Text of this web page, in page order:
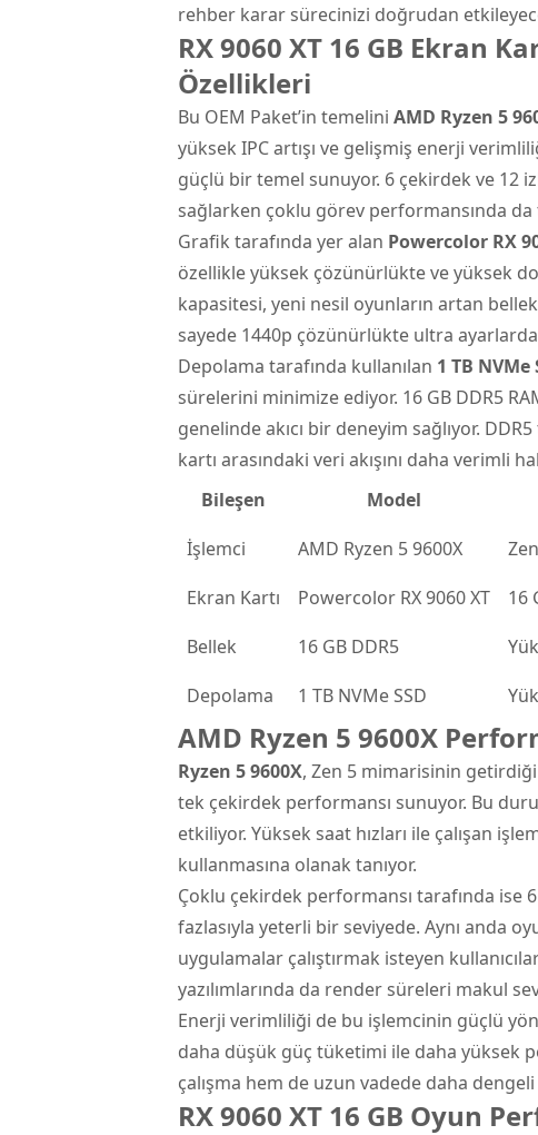
rehber karar sürecinizi doğrudan
RX 9060 XT 16 GB Ekran
Özellikleri
Bu OEM Paket’in temelini AMD Ryzen 5
yüksek IPC artışı ve gelişmiş enerji
güçlü bir temel sunuyor. 6 çekirdek ve 12
sağlarken çoklu görev performansında
Grafik tarafında yer alan Powercolor RX
özellikle yüksek çözünürlükte ve yüksek
kapasitesi, yeni nesil oyunların artan
sayede 1440p çözünürlükte ultra
Depolama tarafında kullanılan 1 TB NVMe
sürelerini minimize ediyor. 16 GB DDR5
genelinde akıcı bir deneyim sağlıyor.
kartı arasındaki veri akışını daha verimli
Bileşen
Model
İşlemci
AMD Ryzen 5 9600X
Ekran Kartı
Powercolor RX 9060 XT
16
Bellek
16 GB DDR5
Depolama
1 TB NVMe SSD
AMD Ryzen 5 9600X
Ryzen 5 9600X, Zen 5 mimarisinin
tek çekirdek performansı sunuyor. Bu
etkiliyor. Yüksek saat hızları ile çalışan
kullanmasına olanak tanıyor.
Çoklu çekirdek performansı tarafında ise
fazlasıyla yeterli bir seviyede. Aynı anda
uygulamalar çalıştırmak isteyen
yazılımlarında da render süreleri makul
Enerji verimliliği de bu işlemcinin güçlü
daha düşük güç tüketimi ile daha yüksek
çalışma hem de uzun vadede daha
RX 9060 XT 16 GB Oyun